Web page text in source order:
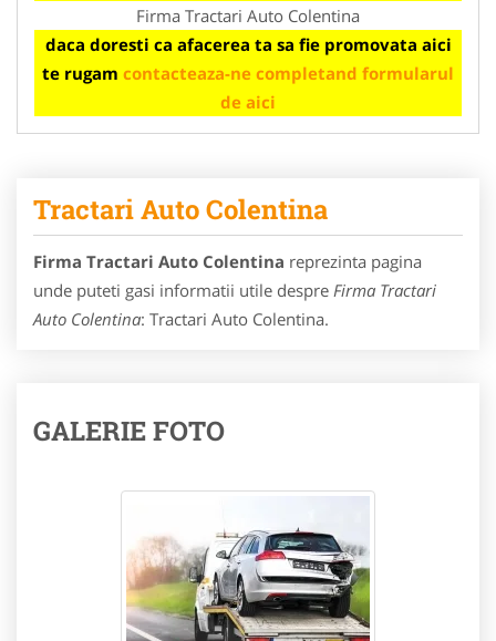
Firma Tractari Auto Colentina
daca doresti ca afacerea ta sa fie promovata aici
te rugam contacteaza-ne completand formularul
de aici
Tractari Auto Colentina
Firma Tractari Auto Colentina reprezinta pagina
unde puteti gasi informatii utile despre Firma Tractari
Auto Colentina: Tractari Auto Colentina.
GALERIE FOTO